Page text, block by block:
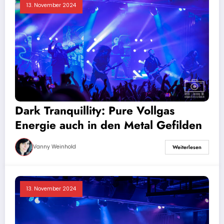
13. November 2024
Dark Tranquillity: Pure Vollgas
Energie auch in den Metal Gefilden
Vanny Weinhold Weiterlesen
13. November 2024